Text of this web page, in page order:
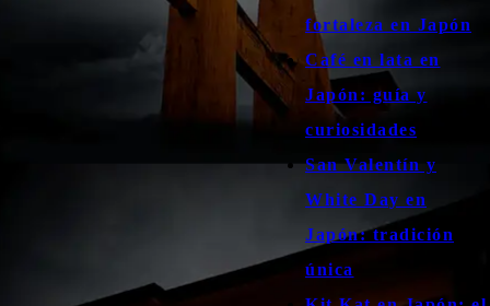
fortaleza en Japón
Café en lata en
Japón: guía y
curiosidades
San Valentín y
White Day en
Japón: tradición
única